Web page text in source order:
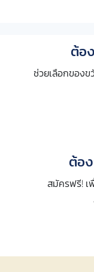
ต้อ
ช่วยเลือกของ
ต้อ
สมัครฟรี! เ